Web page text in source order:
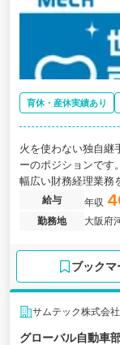
育休・産休実績あり
火を使わない独自継
ーのポジションです
幅広い財務経理業務
給与 年収
勤務地
大阪府
ブックマ
サムテック株式会社
グローバル自動車